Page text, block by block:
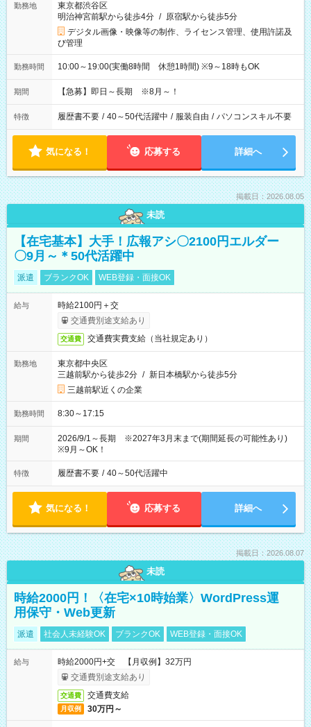
勤務地
東京都渋谷区
明治神宮前駅から徒歩4分 / 原宿駅から徒歩5分
デジタル画像・映像等の制作、ライセンス管理、使用許諾及
び管理
勤務時間 10:00～19:00(実働8時間 休憩1時間) ※9～18時もOK
期間 【急募】即日～長期 ※8月～！
特徴 履歴書不要 / 40～50代活躍中 / 服装自由 / パソコンスキル不要
気になる！ 応募する 詳細へ
掲載日：2026.08.05
未読
【在宅基本】大手！広報アシ〇2100円エルダー
〇9月～＊50代活躍中
派遣 ブランクOK WEB登録・面接OK
給与
時給2100円＋交
交通費別途支給あり
交通費 交通費実費支給（当社規定あり）
勤務地
東京都中央区
三越前駅から徒歩2分 / 新日本橋駅から徒歩5分
三越前駅近くの企業
勤務時間 8:30～17:15
期間
2026/9/1～長期 ※2027年3月末まで(期間延長の可能性あり)
※9月～OK！
特徴 履歴書不要 / 40～50代活躍中
気になる！ 応募する 詳細へ
掲載日：2026.08.07
未読
時給2000円！〈在宅×10時始業〉WordPress運
用保守・Web更新
派遣 社会人未経験OK ブランクOK WEB登録・面接OK
給与
時給2000円+交 【月収例】32万円
交通費別途支給あり
交通費 交通費支給
月収例 30万円～